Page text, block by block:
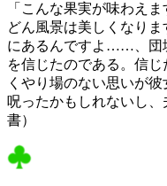
「こんな果実が味わえ
どん風景は美しくなり
にあるんですよ……、団
を信じたのである。信
くやり場のない思いが
呪ったかもしれないし
書）